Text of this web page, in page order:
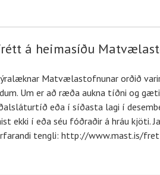
á heimasíðu
Matvælastofnunar orðið
Um er að ræða aukna tíðni og gæti
eða í síðasta lagi í
ekki í eða séu fóðraðir á hráu
tengli: http://www.mast.is/